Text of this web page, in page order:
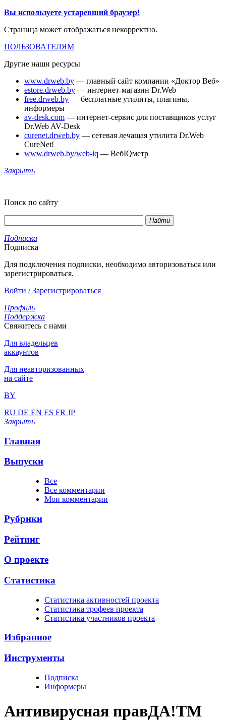
Вы используете устаревший браузер!
Страница может отображаться некорректно.
ПОЛЬЗОВАТЕЛЯМ
Другие наши ресурсы
www.drweb.by — главный сайт компании «Доктор Веб»
estore.drweb.by — интернет-магазин Dr.Web
free.drweb.by — бесплатные утилиты, плагины,
информеры
av-desk.com — интернет-сервис для поставщиков услуг
Dr.Web AV-Desk
curenet.drweb.by — сетевая лечащая утилита Dr.Web
CureNet!
www.drweb.by/web-iq — ВебIQметр
Закрыть
Поиск по сайту
Найти
Подписка
Подписка
Для подключения подписки, необходимо авторизоваться или
зарегистрироваться.
Войти / Зарегистрироваться
Профиль
Поддержка
Свяжитесь с нами
Для владельцев
аккаунтов
Для неавторизованных
на сайте
BY
RU DE EN ES FR JP
Закрыть
Главная
Выпуски
Все
Все комментарии
Мои комментарии
Рубрики
Рейтинг
О проекте
Статистика
Cтатистика активностей проекта
Cтатистика трофеев проекта
Cтатистика участников проекта
Избранное
Инструменты
Подписка
Информеры
Антивирусная правДА!TM